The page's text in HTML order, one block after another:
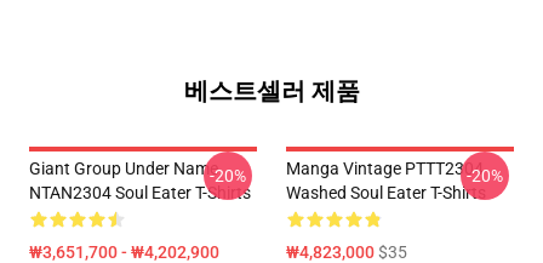
베스트셀러 제품
Giant Group Under Name
NTAN2304 Soul Eater T-Shirts
₩3,651,700 - ₩4,202,900
-20%
Manga Vintage PTTT2304
Washed Soul Eater T-Shirts
₩4,823,000$35
-20%